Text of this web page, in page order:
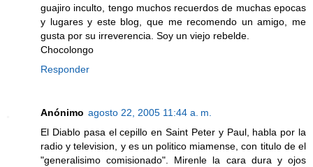
guajiro inculto, tengo muchos recuerdos de muchas epocas
y lugares y este blog, que me recomendo un amigo, me
gusta por su irreverencia. Soy un viejo rebelde.
Chocolongo
Responder
Anónimo agosto 22, 2005 11:44 a. m.
El Diablo pasa el cepillo en Saint Peter y Paul, habla por la
radio y television, y es un politico miamense, con titulo de el
"generalisimo comisionado". Mirenle la cara dura y ojos